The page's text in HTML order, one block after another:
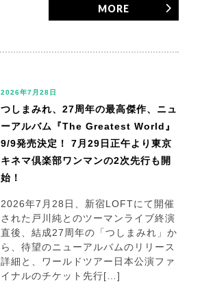
MORE
2026年7月28日
つしまみれ、27周年の最高傑作、ニュ
ーアルバム『The Greatest World』
9/9発売決定！ 7月29日正午より東京
キネマ倶楽部ワンマンの2次先行も開
始！
2026年7月28日、新宿LOFTにて開催
された戸川純とのツーマンライブ終演
直後、結成27周年の「つしまみれ」か
ら、待望のニューアルバムのリリース
詳細と、ワールドツアー日本公演ファ
イナルのチケット先行[…]